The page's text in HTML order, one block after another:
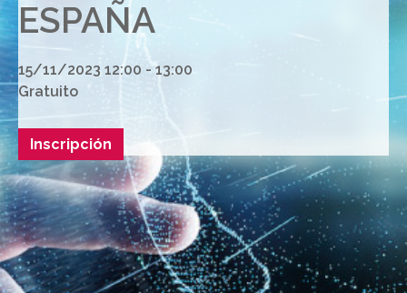
ESPAÑA
15/11/2023 12:00 - 13:00
Gratuito
Inscripción